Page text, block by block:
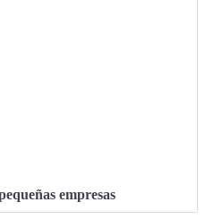
empresas